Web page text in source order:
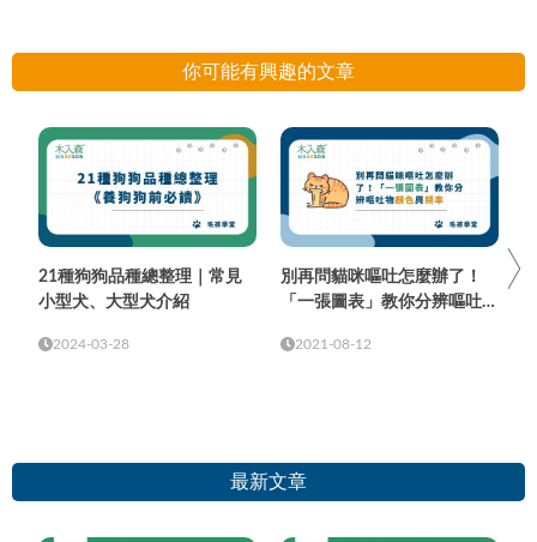
你可能有興趣的文章
21種狗狗品種總整理｜常見
小型犬、大型犬介紹
2024-03-28
別再問貓咪嘔吐怎麼辦了！
「一張圖表」教你分辨嘔吐物
2021-08-12
最新文章